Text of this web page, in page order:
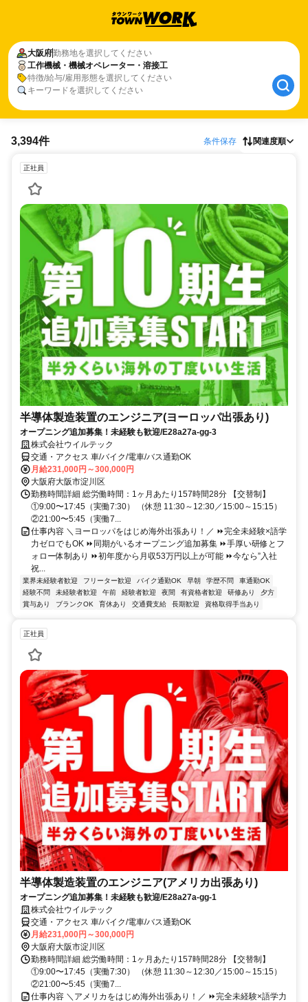
大阪府勤務地を選択してください
工作機械・機械オペレーター・溶接工
特徴/給与/雇用形態を選択してください
キーワードを選択してください
3,394件 条件保存 関連度順
正社員
半導体製造装置のエンジニア(ヨーロッパ出張あり)
オープニング追加募集！未経験も歓迎/E28a27a-gg-3
株式会社ウイルテック
交通・アクセス 車/バイク/電車/バス通勤OK
月給231,000円～300,000円
大阪府大阪市淀川区
勤務時間詳細 総労働時間：1ヶ月あたり157時間28分 【交替制】
①9:00〜17:45（実働7:30） （休憩 11:30～12:30／15:00～15:15）
②21:00〜5:45（実働7...
仕事内容 ＼ヨーロッパをはじめ海外出張あり！／ ⏩完全未経験×語学
力ゼロでもOK ⏩同期がいるオープニング追加募集 ⏩手厚い研修とフ
ォロー体制あり ⏩初年度から月収53万円以上が可能 ⏩今なら”入社
祝...
業界未経験者歓迎 フリーター歓迎 バイク通勤OK 早朝 学歴不問
車通勤OK
経験不問
未経験者歓迎 午前 経験者歓迎 夜間 有資格者歓迎 研修あり
夕方
賞与あり
ブランクOK 育休あり 交通費支給 長期歓迎 資格取得手当あり
正社員
半導体製造装置のエンジニア(アメリカ出張あり)
オープニング追加募集！未経験も歓迎/E28a27a-gg-1
株式会社ウイルテック
交通・アクセス 車/バイク/電車/バス通勤OK
月給231,000円～300,000円
大阪府大阪市淀川区
勤務時間詳細 総労働時間：1ヶ月あたり157時間28分 【交替制】
①9:00〜17:45（実働7:30） （休憩 11:30～12:30／15:00～15:15）
②21:00〜5:45（実働7...
仕事内容 ＼アメリカをはじめ海外出張あり！／ ⏩完全未経験×語学力